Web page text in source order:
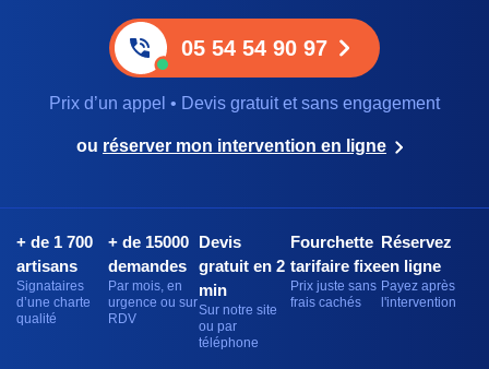
05 54 54 90 97
Prix d’un appel • Devis gratuit et sans engagement
ou réserver mon intervention en ligne
+ de 1 700
artisans
Signataires
d’une charte
qualité
+ de 15000
demandes
Par mois, en
urgence ou sur
RDV
Devis
gratuit en 2
min
Sur notre site
ou par
téléphone
Fourchette
tarifaire fixe
Prix juste sans
frais cachés
Réservez
en ligne
Payez après
l'intervention